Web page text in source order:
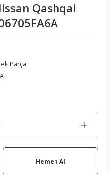
Qashqai
Parça
Hemen Al